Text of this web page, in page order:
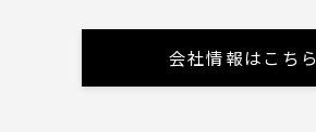
会社情報はこちら